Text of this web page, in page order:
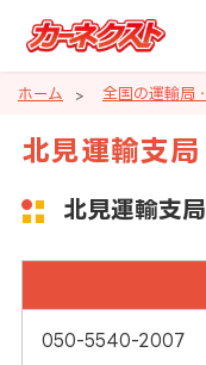
ホーム 全国の運輸局
北見運輸支局
北見運輸支
050-5540-2007